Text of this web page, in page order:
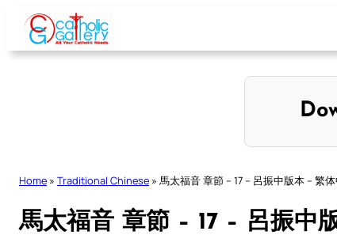
Skip
content
Home » Traditional Chinese » 馬太福音 章節 – 17 – 呂振中版本 – 繁
馬太福音 章節 – 17 – 呂振中